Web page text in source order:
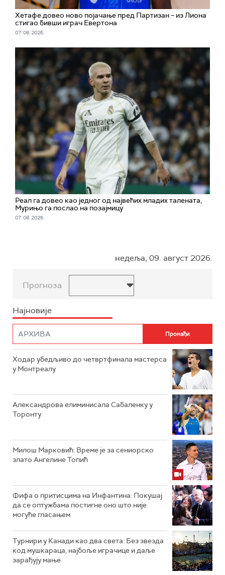
Хетафе довео ново појачање пред Партизан – из Лиона
стигао бивши играч Евертона
07. 08. 2026.
Реал га довео као једног од највећих младих талената,
Мурињо га послао на позајмицу
07. 08. 2026.
недеља, 09. август 2026.
Прогноза
Најновије
Ходар убедљиво до четвртфинала мастерса
у Монтреалу
Александрова елиминисала Сабаленку у
Торонту
Милош Марковић: Време је за сениорско
злато Ангелине Топић
Фифа о притисцима на Инфантина: Покушај
да се оптужбама постигне оно што није
могуће гласањем
Турнири у Канади као два света: Без звезда
код мушкараца, најбоље играчице и даље
зарађују мање